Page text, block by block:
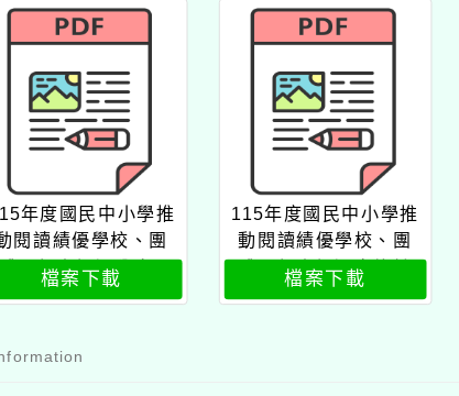
年度國民中小學推
閱讀績優學校、團
體及個人評選公文2
檔案下載
115年度國民中小學推
動閱讀績優學校、團
體及個人評選實施計
畫
檔案下載